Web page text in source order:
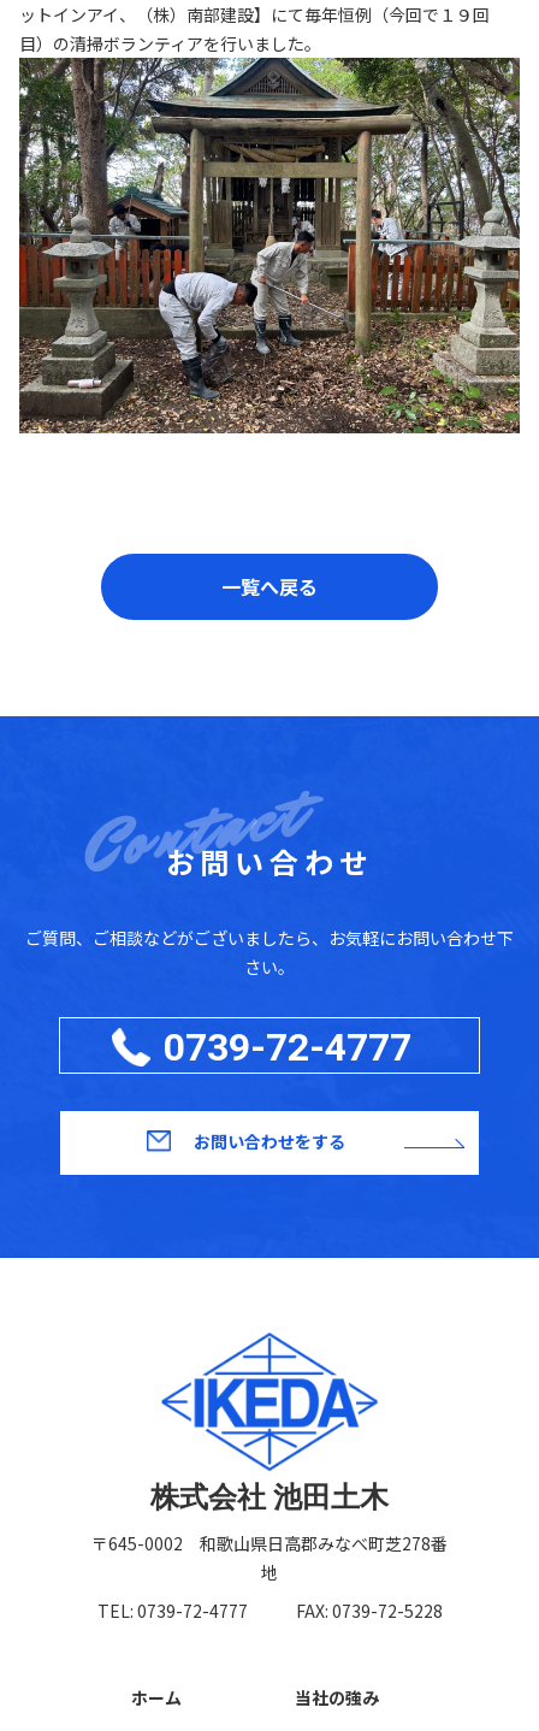
ットインアイ、（株）南部建設】にて毎年恒例（今回で１９回
目）の清掃ボランティアを行いました。
一覧へ戻る
お問い合わせ
ご質問、ご相談などがございましたら、お気軽にお問い合わせ下
さい。
0739-72-4777
お問い合わせをする
株式会社 池田土木
〒645-0002 和歌山県日高郡みなべ町芝278番
地
TEL: 0739-72-4777
FAX: 0739-72-5228
ホーム 当社の強み